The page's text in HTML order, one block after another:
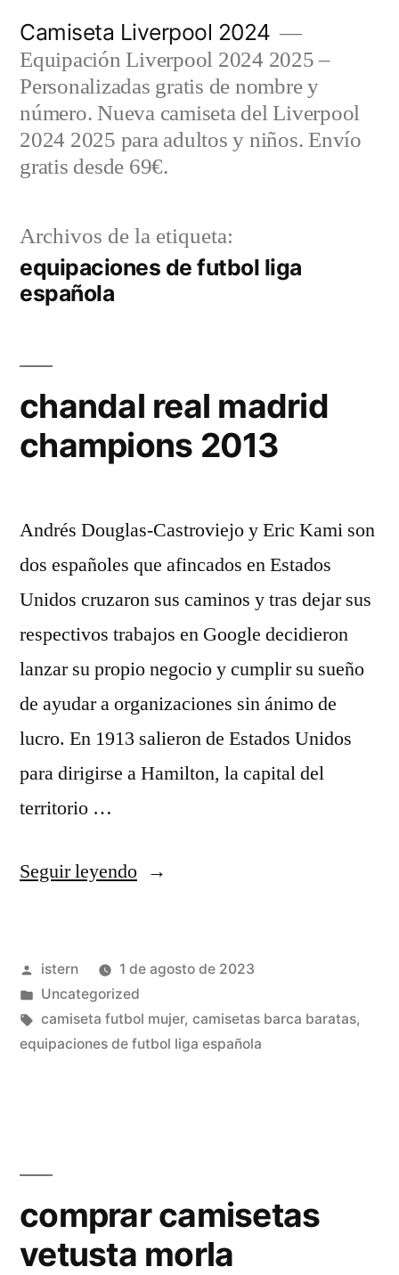
contenido
Camiseta Liverpool 2024
Equipación Liverpool 2024 2025 –
Personalizadas gratis de nombre y
número. Nueva camiseta del Liverpool
2024 2025 para adultos y niños. Envío
gratis desde 69€.
Archivos de la etiqueta:
equipaciones de futbol liga
española
chandal real madrid
champions 2013
Andrés Douglas-Castroviejo y Eric Kami son
dos españoles que afincados en Estados
Unidos cruzaron sus caminos y tras dejar sus
respectivos trabajos en Google decidieron
lanzar su propio negocio y cumplir su sueño
de ayudar a organizaciones sin ánimo de
lucro. En 1913 salieron de Estados Unidos
para dirigirse a Hamilton, la capital del
territorio …
Seguir leyendo«chandal
champions
2013»
Publicado
por
istern
1 de agosto de 2023
Publicado
en
Uncategorized
Etiquetas:
camiseta futbol mujer, camisetas barca baratas,
equipaciones de futbol liga española
comprar camisetas
vetusta morla